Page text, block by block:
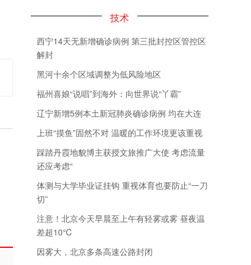
技术
西宁14天无新增确诊病例 第三批封控区管控区
解封
黑河十余个区域调整为低风险地区
福州喜娘“说唱”到海外：向世界说“丫霸”
辽宁新增5例本土新冠肺炎确诊病例 均在大连
上班“摸鱼”固然不对 温暖的工作环境更该重视
踩踏丹霞地貌博主获授文旅推广大使 考虑流量
还应考虑“
体测与大学毕业证挂钩 重视体育也要防止“一刀
切”
注意！北京今天早晨至上午有轻雾或雾 昼夜温
差超10℃
因雾大，北京多条高速公路封闭